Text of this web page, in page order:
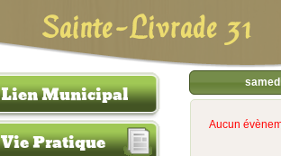
Sainte-Livrade 31
Lien Municipal
Vie Pratique
Aucun